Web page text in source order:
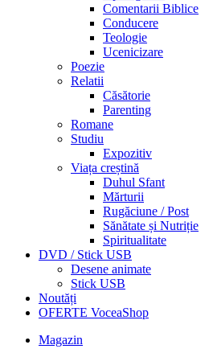
Comentarii Biblice
Conducere
Teologie
Ucenicizare
Poezie
Relatii
Căsătorie
Parenting
Romane
Studiu
Expozitiv
Viața creștină
Duhul Sfant
Mărturii
Rugăciune / Post
Sănătate și Nutriție
Spiritualitate
DVD / Stick USB
Desene animate
Stick USB
Noutăți
OFERTE VoceaShop
Magazin